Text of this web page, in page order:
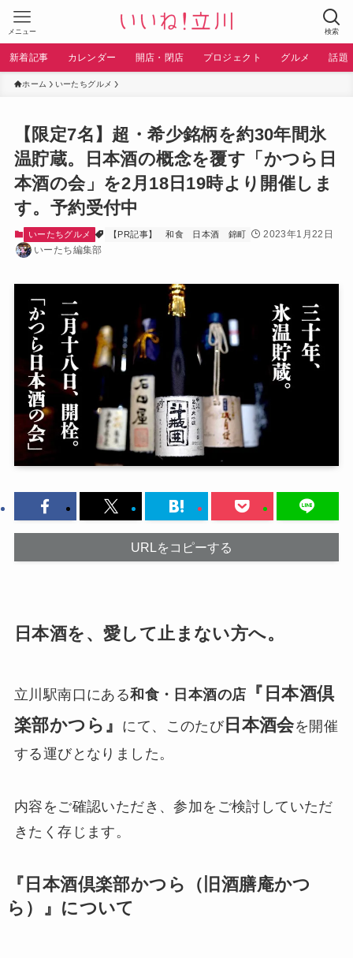
検索
メニュー
新着記事 カレンダー 開店・閉店 プロジェクト グルメ 話題
ホーム いーたちグルメ
【限定7名】超・希少銘柄を約30年間氷
温貯蔵。日本酒の概念を覆す「かつら日
本酒の会」を2月18日19時より開催しま
す。予約受付中
いーたちグルメ 【PR記事】 和食 日本酒 錦町
2023年1月22日
いーたち編集部
URLをコピーする
日本酒を、愛して止まない方へ。
立川駅南口にある和食・日本酒の店
『日本酒倶
楽部かつら』
にて、このたび日本酒会を開催
する運びとなりました。
内容をご確認いただき、参加をご検討していただ
きたく存じます。
『日本酒倶楽部かつら（旧酒膳庵かつ
ら）』について